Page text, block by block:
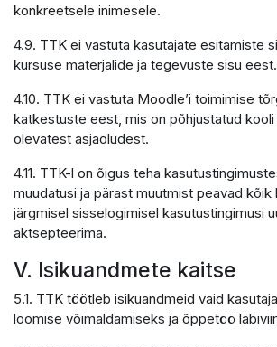
konkreetsele inimesele.
4.9. TTK ei vastuta kasutajate esitamiste
kursuse materjalide ja tegevuste sisu eest.
4.10. TTK ei vastuta Moodle’i toimimise
katkestuste eest, mis on põhjustatud kooli
olevatest asjaoludest.
4.11. TTK-l on õigus teha
muudatusi ja pärast muutmist peavad kõik
järgmisel sisselogimisel kasutustingimusi
aktsepteerima.
V. Isikuandmete kaitse
5.1. TTK töötleb isikuandmeid vaid
loomise võimaldamiseks ja õppetöö